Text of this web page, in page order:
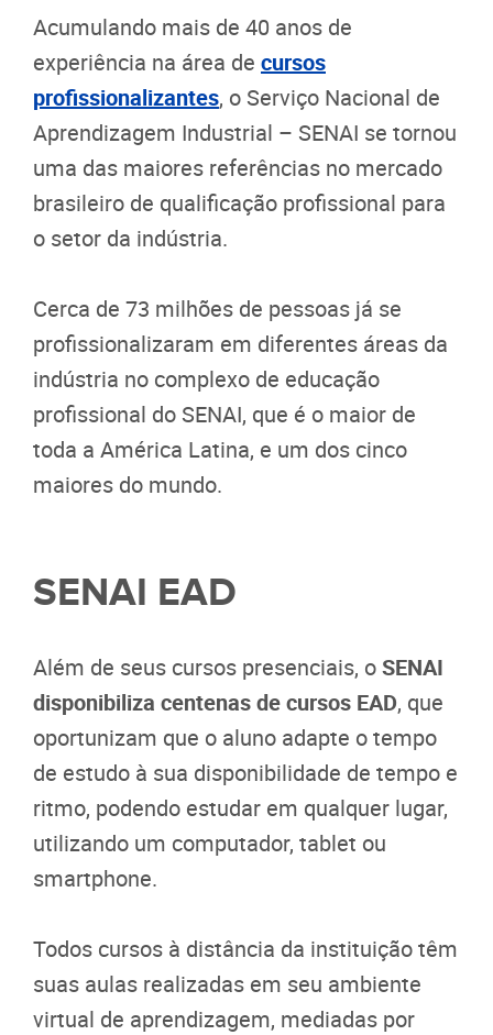
Acumulando mais de 40 anos de
experiência na área de cursos
profissionalizantes, o Serviço Nacional de
Aprendizagem Industrial – SENAI se tornou
uma das maiores referências no mercado
brasileiro de qualificação profissional para
o setor da indústria.
Cerca de 73 milhões de pessoas já se
profissionalizaram em diferentes áreas da
indústria no complexo de educação
profissional do SENAI, que é o maior de
toda a América Latina, e um dos cinco
maiores do mundo.
SENAI EAD
Além de seus cursos presenciais, oSENAI
disponibiliza centenas de cursos EAD, que
oportunizam que o aluno adapte o tempo
de estudo à sua disponibilidade de tempo e
ritmo, podendo estudar em qualquer lugar,
utilizando um computador, tablet ou
smartphone.
Todos cursos à distância da instituição têm
suas aulas realizadas em seu ambiente
virtual de aprendizagem, mediadas por